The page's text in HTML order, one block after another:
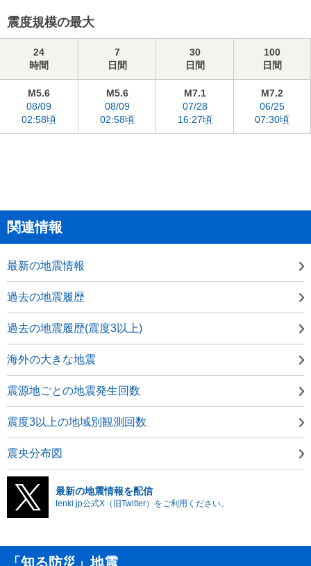
震度規模の最大
24
時間
7
日間
30
日間
100
日間
M5.6
08/09
02:58頃
M5.6
08/09
02:58頃
M7.1
07/28
16:27頃
M7.2
06/25
07:30頃
関連情報
最新の地震情報
過去の地震履歴
過去の地震履歴(震度3以上)
海外の大きな地震
震源地ごとの地震発生回数
震度3以上の地域別観測回数
震央分布図
最新の地震情報を配信
tenki.jp公式X（旧Twitter）をご利用ください。
「知る防災」地震